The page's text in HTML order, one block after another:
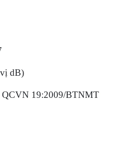
vị dB)
QCVN 19:2009/BTNMT